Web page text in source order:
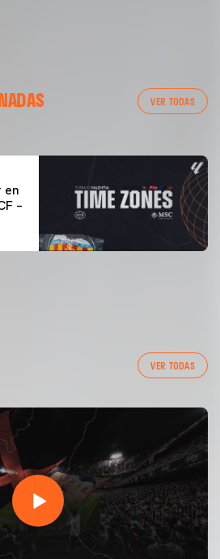
VER TODAS
VALENCIA CF 04/03/26
en
–
VER TODAS